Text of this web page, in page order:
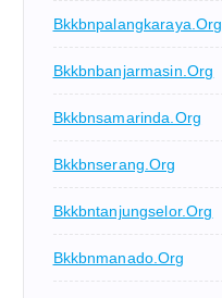
Bkkbnpalangkaraya.org
Bkkbnbanjarmasin.org
Bkkbnsamarinda.org
Bkkbnserang.org
Bkkbntanjungselor.org
Bkkbnmanado.org